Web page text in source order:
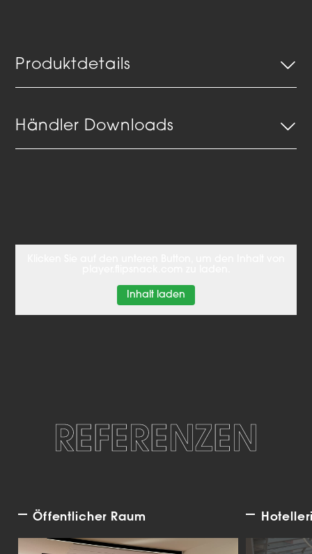
Produktdetails
Händler Downloads
Inhalt laden
REFERENZEN
Öffentlicher Raum